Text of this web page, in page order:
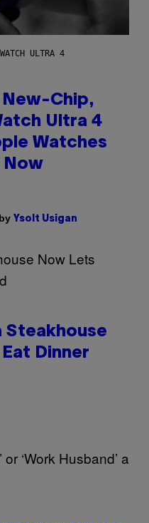
ULTRA 4
New-Chip,
Ultra 4
Watches
Now
Ysolt Usigan
Steakhouse
Dinner